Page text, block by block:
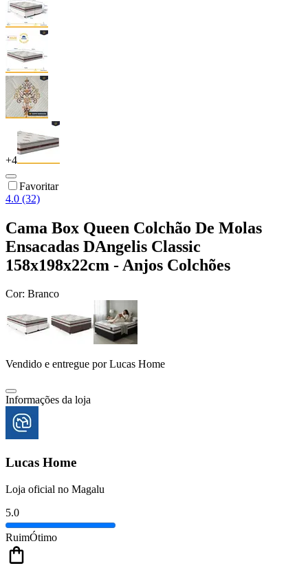
+4
Favoritar
4.0 (32)
Cama Box Queen Colchão De Molas
Ensacadas DAngelis Classic
158x198x22cm - Anjos Colchões
Cor: Branco
Vendido e entregue por Lucas Home
Informações da loja
Lucas Home
Loja oficial no Magalu
5.0
RuimÓtimo